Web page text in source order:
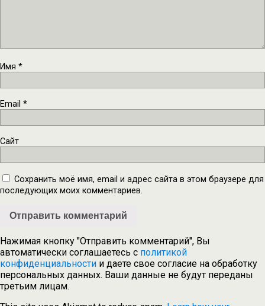
Имя *
Email *
Сайт
Сохранить моё имя, email и адрес сайта в этом браузере для
последующих моих комментариев.
Нажимая кнопку "Отправить комментарий", Вы
автоматически соглашаетесь с политикой
конфиденциальности и даете свое согласие на обработку
персональных данных. Ваши данные не будут переданы
третьим лицам.